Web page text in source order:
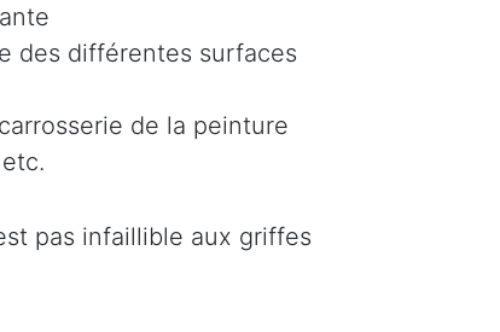
des différentes surfaces
de la peinture
pas infaillible aux griffes